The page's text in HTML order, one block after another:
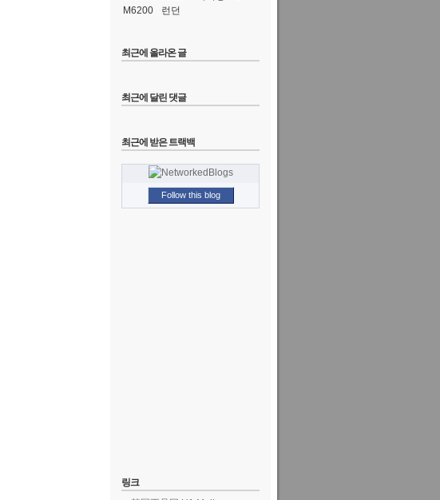
M6200
런던
최근에 올라온 글
최근에 달린 댓글
최근에 받은 트랙백
Follow this blog
링크